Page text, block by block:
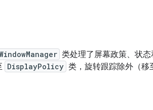
类处理了屏幕政策、状
DisplayPolicy 类，旋转跟踪除外（移